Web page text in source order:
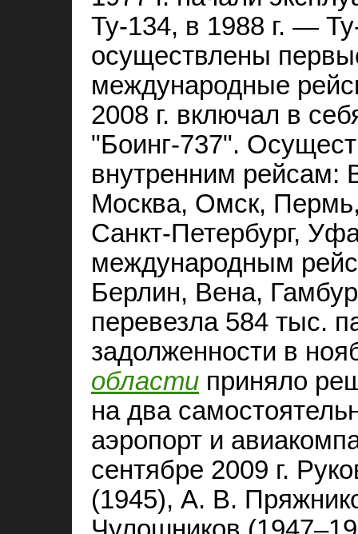
Ту‑134, в 1988 г. —
осуществлены
международные
2008 г. включал в
"Боинг‑737".
внутренним рейсам:
Москва, Омск,
Санкт-Петербург,
международным
Берлин, Вена,
перевезла 584 тыс.
задолженности в
области приняло
на два
аэропорт и
сентябре 2009 г.
(1945), А. В.